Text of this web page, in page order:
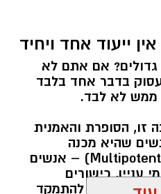
ייעוד אחד ויחיד
גדולים? אם אתם לא
בדבר אחד בלבד
ממש לא לבד.
הסופרת והאמנית
שהיא מכנה
"רבי־פוטנציאל" (Multipotentialites) – אנשים
עניין, כישורים
במקום להתמקד